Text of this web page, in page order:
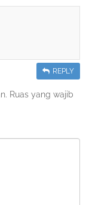
REPLY
Ruas yang wajib